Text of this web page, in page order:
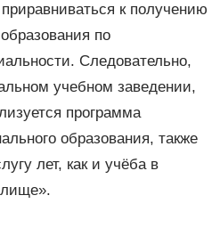
к получению
по
Следовательно,
учебном заведении,
программа
образования, также
лет, как и учёба в